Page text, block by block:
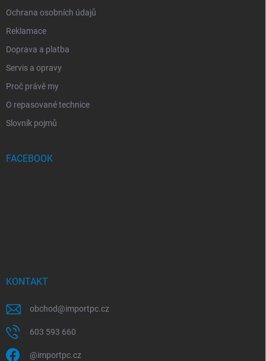
Ochrana osobních údajů
Reklamace
Doprava a platba
Servis a opravy
Proč právě my
O repasované technice
Slovník pojmů
FACEBOOK
KONTAKT
obchod@importpc.cz
603 593 660
@importpc.cz